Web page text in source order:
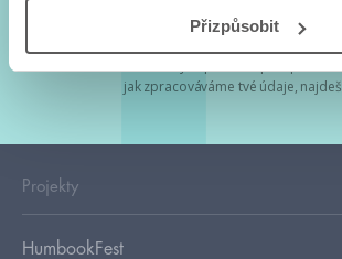
Přizpůsobit
Tvá e-mailová adresa je u nás v bezpečí. Přečti si
jak zpracováváme tvé údaje, najdeš
Projekty
HumbookFest